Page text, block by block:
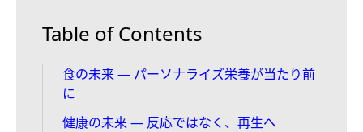
Table of Contents
食の未来 ― パーソナライズ栄養が当たり前
に
健康の未来 ― 反応ではなく、再生へ